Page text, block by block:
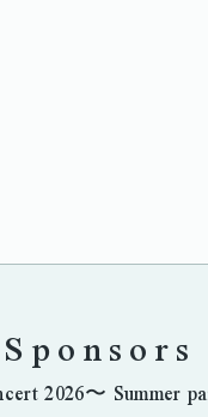
Sponsors
2026〜 Summer